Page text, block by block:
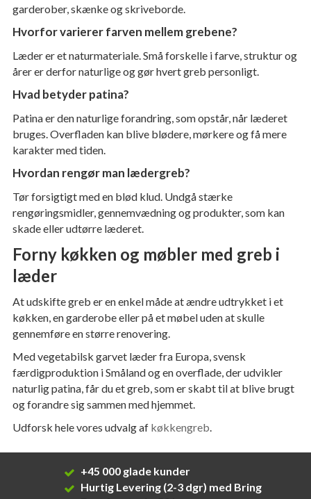
garderober, skænke og skriveborde.
Hvorfor varierer farven mellem grebene?
Læder er et naturmateriale. Små forskelle i farve, struktur og
årer er derfor naturlige og gør hvert greb personligt.
Hvad betyder patina?
Patina er den naturlige forandring, som opstår, når læderet
bruges. Overfladen kan blive blødere, mørkere og få mere
karakter med tiden.
Hvordan rengør man lædergreb?
Tør forsigtigt med en blød klud. Undgå stærke
rengøringsmidler, gennemvædning og produkter, som kan
skade eller udtørre læderet.
Forny køkken og møbler med greb i
læder
At udskifte greb er en enkel måde at ændre udtrykket i et
køkken, en garderobe eller på et møbel uden at skulle
gennemføre en større renovering.
Med vegetabilsk garvet læder fra Europa, svensk
færdigproduktion i Småland og en overflade, der udvikler
naturlig patina, får du et greb, som er skabt til at blive brugt
og forandre sig sammen med hjemmet.
Udforsk hele vores udvalg af køkkengreb.
+45 000 glade kunder
Hurtig Levering (2-3 dgr) med Bring